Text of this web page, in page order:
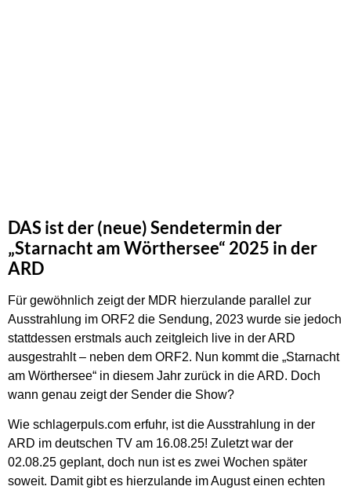
DAS ist der (neue) Sendetermin der
„Starnacht am Wörthersee“ 2025 in der
ARD
Für gewöhnlich zeigt der MDR hierzulande parallel zur
Ausstrahlung im ORF2 die Sendung, 2023 wurde sie jedoch
stattdessen erstmals auch zeitgleich live in der ARD
ausgestrahlt – neben dem ORF2. Nun kommt die „Starnacht
am Wörthersee“ in diesem Jahr zurück in die ARD. Doch
wann genau zeigt der Sender die Show?
Wie schlagerpuls.com erfuhr, ist die Ausstrahlung in der
ARD im deutschen TV am 16.08.25! Zuletzt war der
02.08.25 geplant, doch nun ist es zwei Wochen später
soweit. Damit gibt es hierzulande im August einen echten